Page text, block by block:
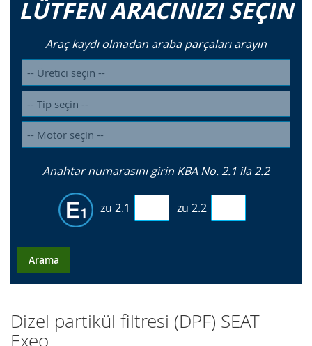
LÜTFEN ARACINIZI SEÇIN
Araç kaydı olmadan araba parçaları arayın
Anahtar numarasını girin KBA No. 2.1 ila 2.2
zu 2.1 zu 2.2
Arama
Dizel partikül filtresi (DPF) SEAT
Exeo